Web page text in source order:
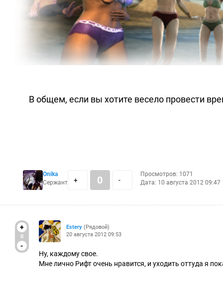
В общем, если вы хотите весело провести
Onika
Сержант
+ 0 -
Просмотров: 1071
Дата: 10 августа 2012 09:47
+
0
-
Estery (Рядовой)
20 августа 2012 09:53
Ну, каждому свое.
Мне лично Рифт очень нравится, и уходить оттуда я